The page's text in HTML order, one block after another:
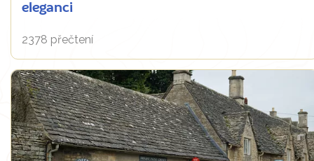
eleganci
2378 přečtení